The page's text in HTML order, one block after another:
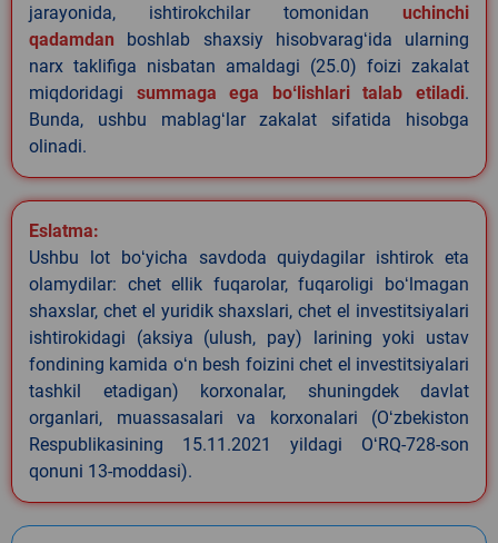
jarayonida, ishtirokchilar tomonidan uchinchi
qadamdan boshlab shaxsiy hisobvaragʻida ularning
narx taklifiga nisbatan amaldagi (25.0) foizi zakalat
miqdoridagi summaga ega boʻlishlari talab etiladi.
Bunda, ushbu mablagʻlar zakalat sifatida hisobga
olinadi.
Eslatma:
Ushbu lot boʻyicha savdoda quiydagilar ishtirok eta
olamydilar: chet ellik fuqarolar, fuqaroligi boʻlmagan
shaxslar, chet el yuridik shaxslari, chet el investitsiyalari
ishtirokidagi (aksiya (ulush, pay) larining yoki ustav
fondining kamida oʻn besh foizini chet el investitsiyalari
tashkil etadigan) korxonalar, shuningdek davlat
organlari, muassasalari va korxonalari (Oʻzbekiston
Respublikasining 15.11.2021 yildagi OʻRQ-728-son
qonuni 13-moddasi).